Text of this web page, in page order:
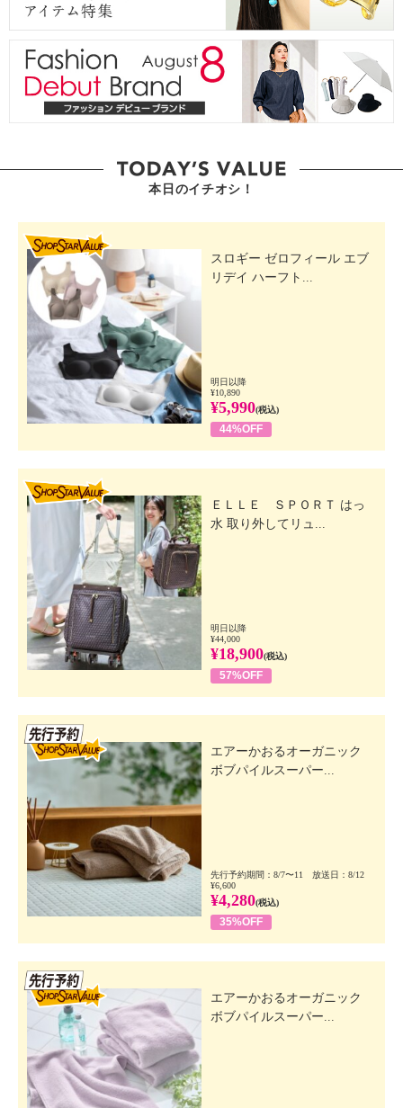
本日のイチオシ！
スロギー ゼロフィール エブ
リデイ ハーフト...
明日以降
¥10,890
¥5,990(税込)
44%OFF
ＥＬＬＥ ＳＰＯＲＴ はっ
水 取り外してリュ...
明日以降
¥44,000
¥18,900(税込)
57%OFF
エアーかおるオーガニック
ボブパイルスーパー...
先行予約期間：8/7〜11 放送日：8/12
¥6,600
¥4,280(税込)
35%OFF
エアーかおるオーガニック
ボブパイルスーパー...